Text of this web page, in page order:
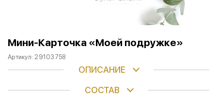
Мини-Карточка «Моей подружке»
Артикул: 29103758
ОПИСАНИЕ
СОСТАВ